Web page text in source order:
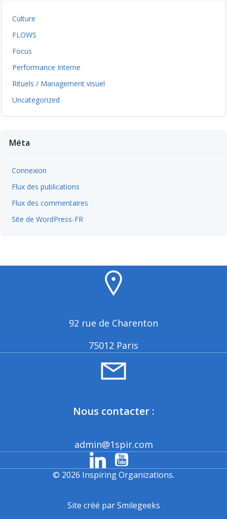
Culture
FLOWS
Focus
Performance Interne
Rituels / Management visuel
Uncategorized
Méta
Connexion
Flux des publications
Flux des commentaires
Site de WordPress-FR
92 rue de Charenton
75012 Paris
Nous contacter :
admin@1spir.com
© 2026 Inspiring Organizations.
Site créé par Smilegeeks